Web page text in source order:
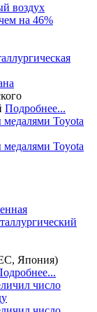
воздух
на 46%
Подробнее...
Toyota
Япония)